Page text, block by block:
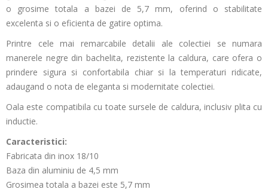
o grosime totala a bazei de 5,7 mm, oferind o stabilitate
excelenta si o eficienta de gatire optima.
Printre cele mai remarcabile detalii ale colectiei se numara
manerele negre din bachelita, rezistente la caldura, care ofera o
prindere sigura si confortabila chiar si la temperaturi ridicate,
adaugand o nota de eleganta si modernitate colectiei.
Oala este compatibila cu toate sursele de caldura, inclusiv plita cu
inductie.
Caracteristici:
Fabricata din inox 18/10
Baza din aluminiu de 4,5 mm
Grosimea totala a bazei este 5,7 mm